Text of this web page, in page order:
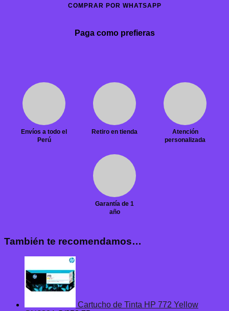
COMPRAR POR WHATSAPP
Paga como prefieras
Envíos a todo el
Perú
Retiro en tienda
Atención
personalizada
Garantía de 1
año
También te recomendamos…
Cartucho de Tinta HP 772 Yellow